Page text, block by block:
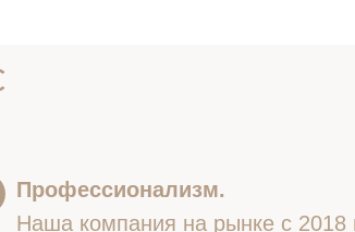
Профессионализм.
Наша компания на рынке с 2018